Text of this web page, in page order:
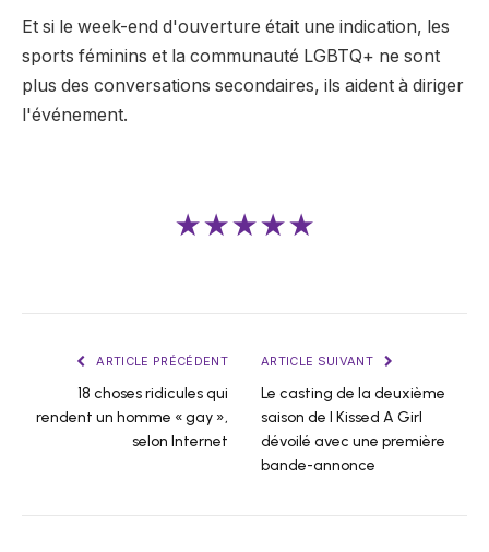
Et si le week-end d'ouverture était une indication, les
sports féminins et la communauté LGBTQ+ ne sont
plus des conversations secondaires, ils aident à diriger
l'événement.
★★★★★
ARTICLE PRÉCÉDENT
18 choses ridicules qui
rendent un homme « gay »,
selon Internet
ARTICLE SUIVANT
Le casting de la deuxième
saison de I Kissed A Girl
dévoilé avec une première
bande-annonce